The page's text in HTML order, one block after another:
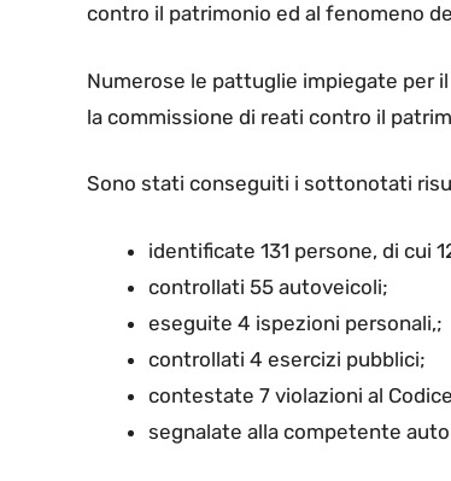
contro il patrimonio ed al fenomeno
Numerose le pattuglie impiegate per
la commissione di reati contro il
Sono stati conseguiti i sottonotati
identificate 131 persone, di cui
controllati 55 autoveicoli;
eseguite 4 ispezioni personali,;
controllati 4 esercizi pubblici;
contestate 7 violazioni al
segnalate alla competente